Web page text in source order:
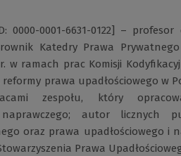
0000-0001-6631-0122] –
Katedry Prawa Prywatnego
w ramach prac Komisji
reformy prawa upadłościowego w
zespołu, który
naprawczego; autor licznych
oraz prawa upadłościowego i
Prawa